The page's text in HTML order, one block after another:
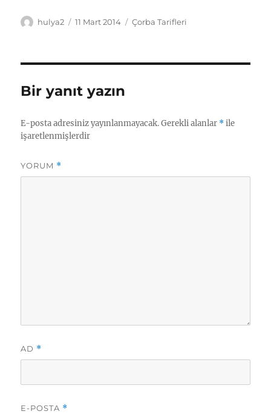
Yazar
hulya2
Yayın
11 Mart 2014 Kategoriler
Çorba Tarifleri
Bir yanıt yazın
E-posta adresiniz yayınlanmayacak. Gerekli alanlar *ile
işaretlenmişlerdir
YORUM *
AD *
E-POSTA *